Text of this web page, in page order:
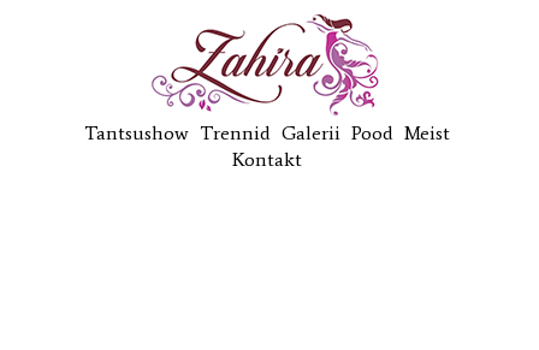
Tantsushow Trennid Galerii Pood Meist
Kontakt